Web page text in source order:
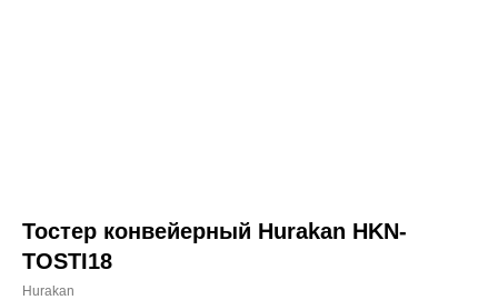
Тостер конвейерный Hurakan HKN-
TOSTI18
Hurakan